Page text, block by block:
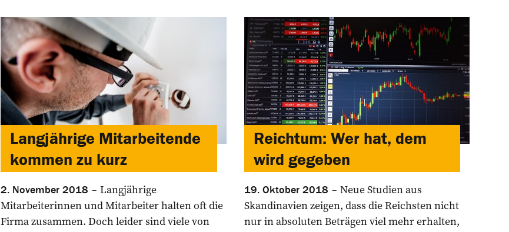
Langjährige Mitarbeitende
kommen zu kurz
2. November 2018
Langjährige
Mitarbeiterinnen und ­Mitarbeiter halten oft die
Firma ­zusammen. Doch leider sind viele von
Reichtum: Wer hat, dem
wird gegeben
19. Oktober 2018
Neue Studien aus
Skandinavien zeigen, dass die Reichsten nicht
nur in absoluten Beträgen viel mehr erhalten,